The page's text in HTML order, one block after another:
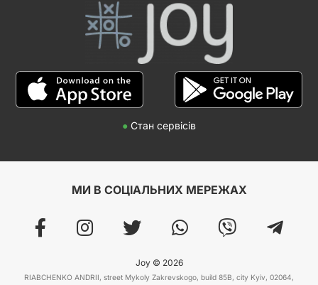
● Стан сервісів
МИ В СОЦІАЛЬНИХ МЕРЕЖАХ
Joy © 2026
RIABCHENKO ANDRII, street Mykoly Zakrevskogo, build 85B, city Kyiv, 02064,